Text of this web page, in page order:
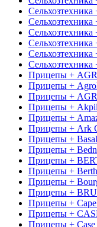
Сельхозтехника
Сельхозтехника
Сельхозтехника
Сельхозтехника
Прицепы +
Прицепы +
Прицепы +
Прицепы + Akpil
Прицепы +
Прицепы + Ark
Прицепы +
Прицепы +
Прицепы +
Прицепы +
Прицепы +
Прицепы +
Прицепы +
Прицепы +
Прицепы +